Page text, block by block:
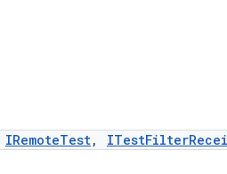
IRemoteTest,